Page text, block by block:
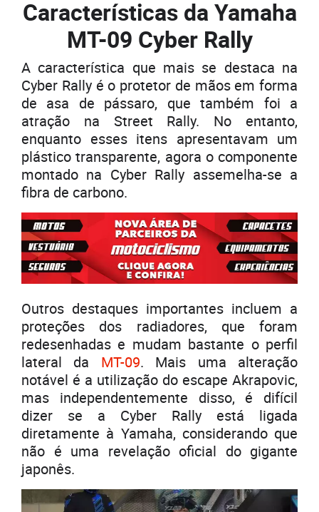
Características da Yamaha
MT-09 Cyber Rally
A característica que mais se destaca na
Cyber Rally é o protetor de mãos em forma
de asa de pássaro, que também foi a
atração na Street Rally. No entanto,
enquanto esses itens apresentavam um
plástico transparente, agora o componente
montado na Cyber Rally assemelha-se a
fibra de carbono.
Outros destaques importantes incluem a
proteções dos radiadores, que foram
redesenhadas e mudam bastante o perfil
lateral da MT-09. Mais uma alteração
notável é a utilização do escape Akrapovic,
mas independentemente disso, é difícil
dizer se a Cyber Rally está ligada
diretamente à Yamaha, considerando que
não é uma revelação oficial do gigante
japonês.